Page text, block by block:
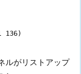
136)
ルがリストアップ